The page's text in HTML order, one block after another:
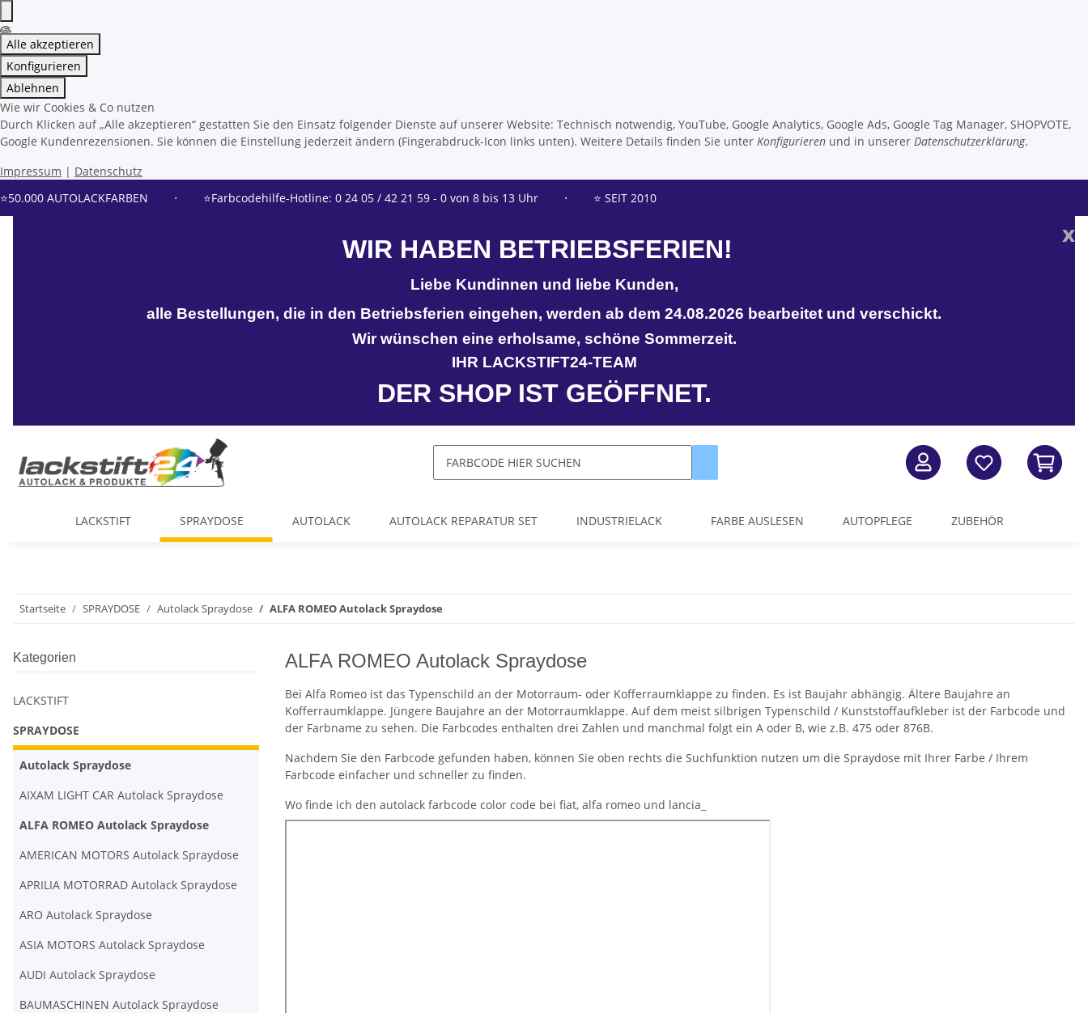
Alle akzeptieren
Konfigurieren
Ablehnen
Wie wir Cookies & Co nutzen
Durch Klicken auf „Alle akzeptieren“ gestatten Sie den Einsatz folgender Dienste auf unserer Website: Technisch notwendig, YouTube, Google Analytics, Google Ads, Google Tag Manager, SHOPVOTE,
Google Kundenrezensionen. Sie können die Einstellung jederzeit ändern (Fingerabdruck-Icon links unten). Weitere Details finden Sie unter Konfigurieren und in unserer Datenschutzerklärung.
Impressum | Datenschutz
⭐50.000 AUTOLACKFARBEN
⋅ ⭐Farbcodehilfe-Hotline: 0 24 05 / 42 21 59 - 0 von 8 bis 13 Uhr ⋅ ⭐ SEIT 2010
x
WIR HABEN BETRIEBSFERIEN!
Liebe Kundinnen und liebe Kunden,
alle Bestellungen, die in den Betriebsferien eingehen, werden ab dem 24.08.2026 bearbeitet und verschickt.
Wir wünschen eine erholsame, schöne Sommerzeit.
IHR LACKSTIFT24-TEAM
DER SHOP IST GEÖFFNET.
LACKSTIFT SPRAYDOSE AUTOLACK AUTOLACK REPARATUR SET INDUSTRIELACK FARBE AUSLESEN AUTOPFLEGE ZUBEHÖR
Startseite SPRAYDOSE Autolack Spraydose ALFA ROMEO Autolack Spraydose
ALFA ROMEO Autolack Spraydose
Bei Alfa Romeo ist das Typenschild an der Motorraum- oder Kofferraumklappe zu finden. Es ist Baujahr abhängig. Ältere Baujahre an
Kofferraumklappe. Jüngere Baujahre an der Motorraumklappe. Auf dem meist silbrigen Typenschild / Kunststoffaufkleber ist der Farbcode und
der Farbname zu sehen. Die Farbcodes enthalten drei Zahlen und manchmal folgt ein A oder B, wie z.B. 475 oder 876B.
Nachdem Sie den Farbcode gefunden haben, können Sie oben rechts die Suchfunktion nutzen um die Spraydose mit Ihrer Farbe / Ihrem
Farbcode einfacher und schneller zu finden.
Wo finde ich den autolack farbcode color code bei fiat, alfa romeo und lancia_
Kategorien
LACKSTIFT
SPRAYDOSE
Autolack Spraydose
AIXAM LIGHT CAR Autolack Spraydose
ALFA ROMEO Autolack Spraydose
AMERICAN MOTORS Autolack Spraydose
APRILIA MOTORRAD Autolack Spraydose
ARO Autolack Spraydose
ASIA MOTORS Autolack Spraydose
AUDI Autolack Spraydose
BAUMASCHINEN Autolack Spraydose